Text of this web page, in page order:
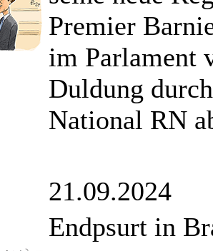
Premier
im Parlament
Duldung
National RN
21.09.2024
Endpsurt in